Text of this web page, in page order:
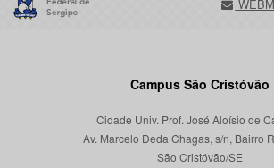
Campus São Cristóvão
Cidade Univ. Prof. José Aloísio de
Av. Marcelo Deda Chagas, s/n, Bairro
São Cristóvão/SE